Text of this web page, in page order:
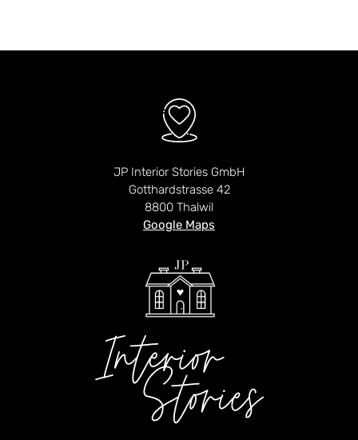
JP Interior Stories GmbH
Gotthardstrasse 42
8800 Thalwil
Google Maps